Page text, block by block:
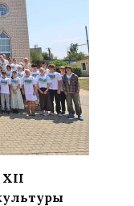
XII